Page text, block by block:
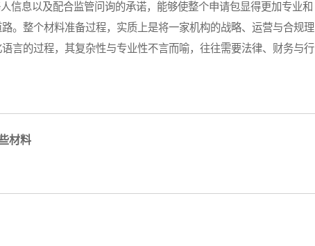
息以及配合监管问询的承诺，能够使整个申请包显得更加专业和
。整个材料准备过程，实质上是将一家机构的战略、运营与合规理
言的过程，其复杂性与专业性不言而喻，往往需要法律、财务与行
材料